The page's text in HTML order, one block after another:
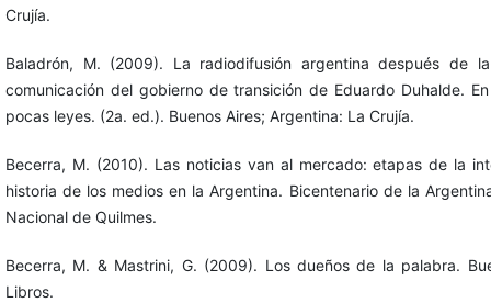
Crujía.
Baladrón, M. (2009). La radiodifusión argentina después de
comunicación del gobierno de transición de Eduardo Duhalde.
pocas leyes. (2a. ed.). Buenos Aires; Argentina: La Crujía.
Becerra, M. (2010). Las noticias van al mercado: etapas de la
historia de los medios en la Argentina. Bicentenario de la
Nacional de Quilmes.
Becerra, M. & Mastrini, G. (2009). Los dueños de la palabra.
Libros.